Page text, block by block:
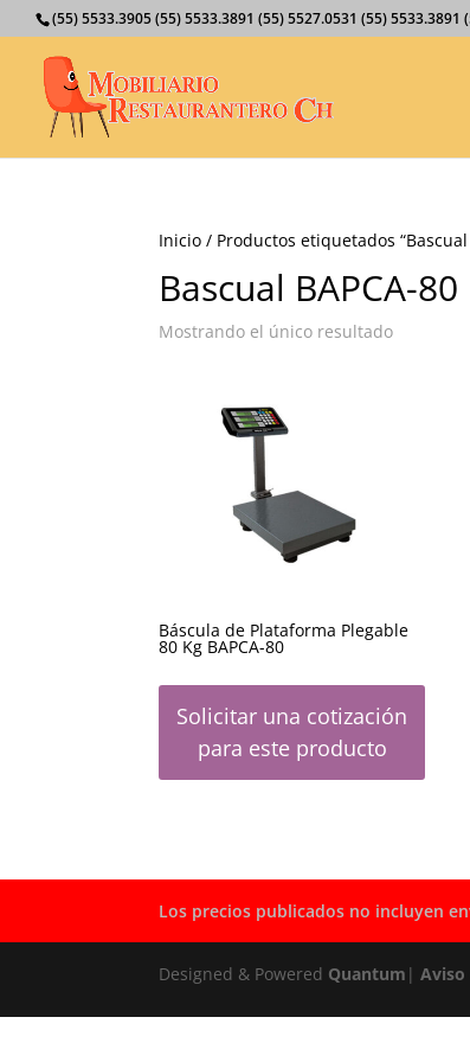
(55) 5533.3905 (55) 5533.3891 (55) 5527.0531 (55)
Inicio / Productos etiquetados “Bascual
Bascual BAPCA-80
Mostrando el único resultado
Báscula de Plataforma Plegable
80 Kg BAPCA-80
Solicitar una cotización
para este producto
Los precios publicados no incluyen
Designed & Powered Quantum |Aviso